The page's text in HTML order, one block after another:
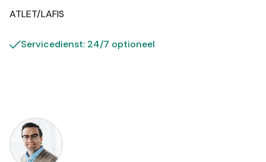
ATLET/LAFIS
Servicedienst: 24/7 optioneel